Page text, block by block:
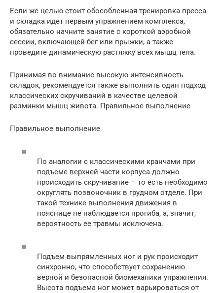
Если же целью стоит обособленная тренировка пресса
и складка идет первым упражнением комплекса,
обязательно начните занятие с короткой аэробной
сессии, включающей бег или прыжки, а также
проведите динамическую растяжку всех мышц тела.
Принимая во внимание высокую интенсивность
складок, рекомендуется также выполнить один подход
классических скручиваний в качестве целевой
разминки мышц живота. Правильное выполнение
Правильное выполнение
По аналогии с классическими кранчами при
подъеме верхней части корпуса должно
происходить скручивание – то есть необходимо
округлять позвоночник в грудном отделе. При
такой технике выполнения движения в
пояснице не наблюдается прогиба, а, значит,
вероятность ее травмы исключена.
Подъем выпрямленных ног и рук происходит
синхронно, что способствует сохранению
верной и безопасной биомеханики упражнения.
Высота подъема ног может варьироваться от